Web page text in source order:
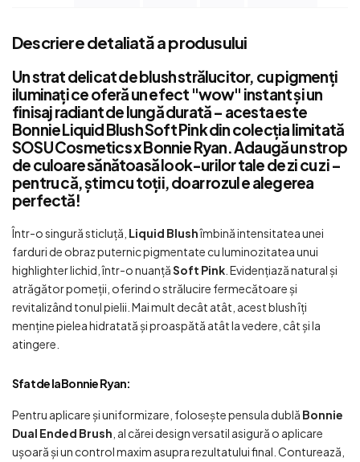
Descriere detaliată a produsului
Un strat delicat de blush strălucitor, cu pigmenți
iluminați ce oferă un efect "wow" instant și un
finisaj radiant de lungă durată – acesta este
Bonnie Liquid Blush Soft Pinkdin colecția limitată
SOSU Cosmetics x Bonnie Ryan. Adaugă un strop
de culoare sănătoasă look-urilor tale de zi cu zi –
pentru că, știm cu toții, doar rozul e alegerea
perfectă!
Într-o singură sticluță, Liquid Blushîmbină intensitatea unei
farduri de obraz puternic pigmentate cu luminozitatea unui
highlighter lichid, într-o nuanțăSoft Pink . Evidențiază natural și
atrăgător pomeții, oferind o strălucire fermecătoare și
revitalizând tonul pielii. Mai mult decât atât, acest blush îți
menține pielea hidratată și proaspătă atât la vedere, cât și la
atingere.
Sfat de la Bonnie Ryan:
Pentru aplicare și uniformizare, folosește pensula dublă Bonnie
Dual Ended Brush , al cărei design versatil asigură o aplicare
ușoară și un control maxim asupra rezultatului final. Conturează,